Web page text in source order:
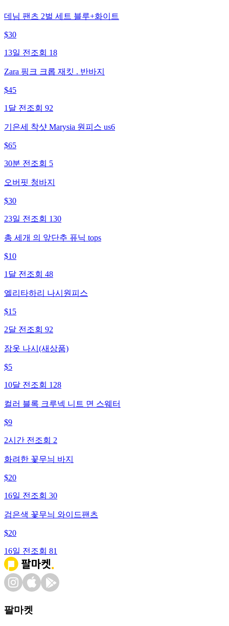
데님 팬츠 2벌 세트 블루+화이트
$30
13일 전 조회 18
Zara 핑크 크롭 재킷 . 반바지
$45
1달 전 조회 92
기은세 착샷 Marysia 원피스 us6
$65
30분 전 조회 5
오버핏 청바지
$30
23일 전 조회 130
총 세개 의 앞단추 퓨닉 tops
$10
1달 전 조회 48
엘리타하리 나시원피스
$15
2달 전 조회 92
잠옷 나시(새상품)
$5
10달 전 조회 128
컬러 블록 크루넥 니트 면 스웨터
$9
2시간 전 조회 2
화려한 꽃무늬 바지
$20
16일 전 조회 30
검은색 꽃무늬 와이드팬츠
$20
16일 전 조회 81
팔마켓